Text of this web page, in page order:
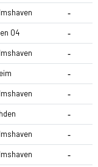
-
04 -
-
-
-
-
-
-